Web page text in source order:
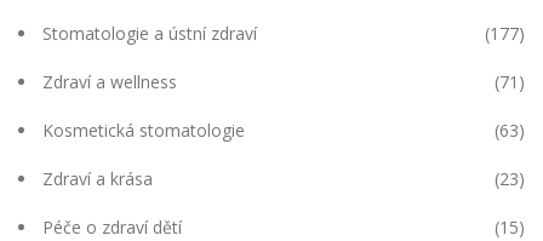
Stomatologie a ústní zdraví (177)
Zdraví a wellness (71)
Kosmetická stomatologie (63)
Zdraví a krása (23)
Péče o zdraví dětí (15)